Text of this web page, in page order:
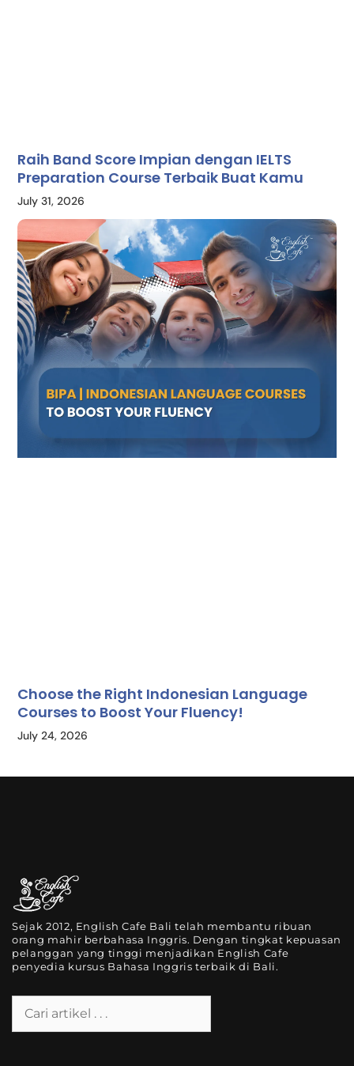
Raih Band Score Impian dengan IELTS
Preparation Course Terbaik Buat Kamu
July 31, 2026
Choose the Right Indonesian Language
Courses to Boost Your Fluency!
July 24, 2026
Sejak 2012, English Cafe Bali telah membantu ribuan
orang mahir berbahasa Inggris. Dengan tingkat kepuasan
pelanggan yang tinggi menjadikan English Cafe
penyedia kursus Bahasa Inggris terbaik di Bali.